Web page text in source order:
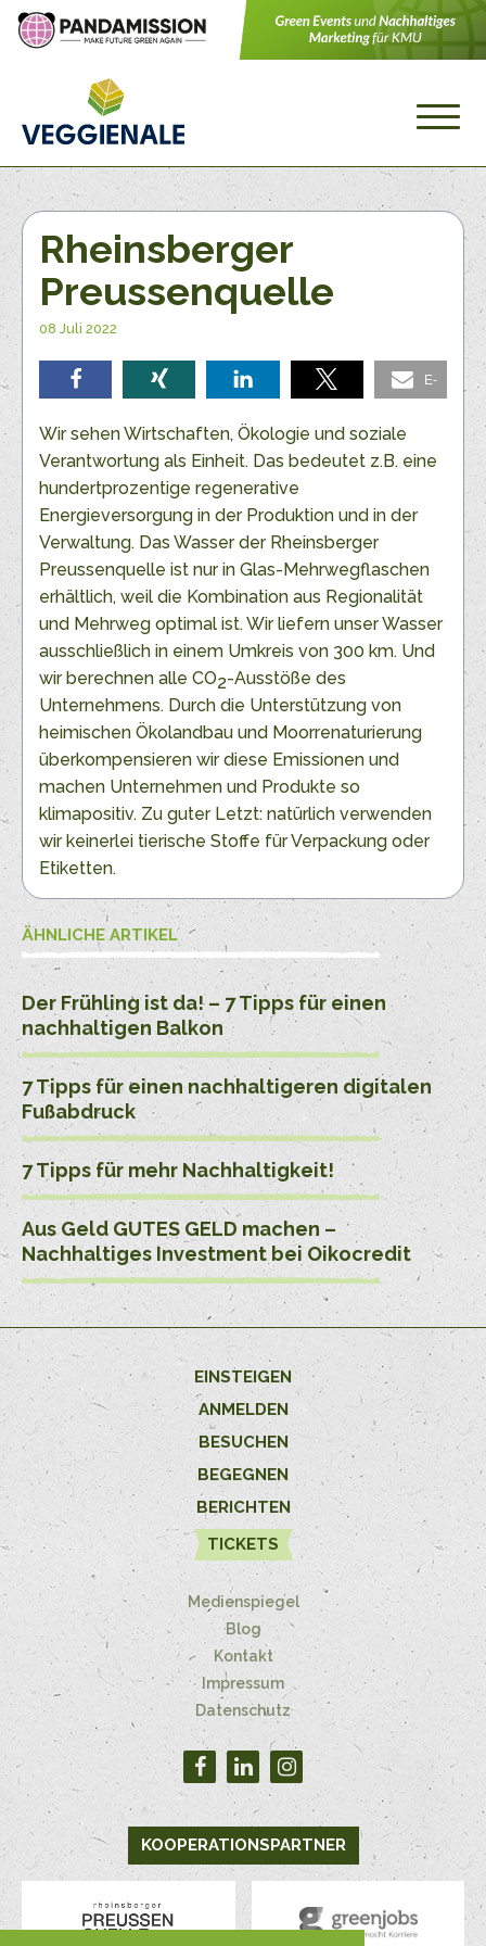
Rheinsberger
Preussenquelle
08 Juli 2022
teilen teilen teilen teilen
E-
Wir sehen Wirtschaften, Ökologie und soziale
Verantwortung als Einheit. Das bedeutet z.B. eine
hundertprozentige regenerative
Energieversorgung in der Produktion und in der
Verwaltung. Das Wasser der Rheinsberger
Preussenquelle ist nur in Glas-Mehrwegflaschen
erhältlich, weil die Kombination aus Regionalität
und Mehrweg optimal ist. Wir liefern unser Wasser
ausschließlich in einem Umkreis von 300 km. Und
wir berechnen alle CO2-Ausstöße des
Unternehmens. Durch die Unterstützung von
heimischen Ökolandbau und Moorrenaturierung
überkompensieren wir diese Emissionen und
machen Unternehmen und Produkte so
klimapositiv. Zu guter Letzt: natürlich verwenden
wir keinerlei tierische Stoffe für Verpackung oder
Etiketten.
ÄHNLICHE ARTIKEL
Der Frühling ist da! – 7 Tipps für einen
nachhaltigen Balkon
7 Tipps für einen nachhaltigeren digitalen
Fußabdruck
7 Tipps für mehr Nachhaltigkeit!
Aus Geld GUTES GELD machen –
Nachhaltiges Investment bei Oikocredit
EINSTEIGEN
ANMELDEN
BESUCHEN
BEGEGNEN
BERICHTEN
TICKETS
Medienspiegel
Blog
Kontakt
Impressum
Datenschutz
KOOPERATIONSPARTNER